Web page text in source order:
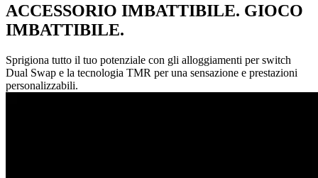
ACCESSORIO IMBATTIBILE. GIOCO
IMBATTIBILE.
Sprigiona tutto il tuo potenziale con gli alloggiamenti per switch
Dual Swap e la tecnologia TMR per una sensazione e prestazioni
personalizzabili.